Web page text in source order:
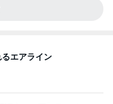
エアライン